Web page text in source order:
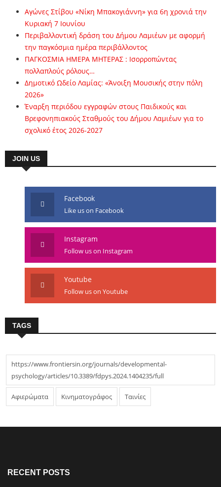
Αγώνες Στίβου «Νίκη Μπακογιάννη» για 6η χρονιά την
Κυριακή 7 Ιουνίου
Περιβαλλοντική δράση του Δήμου Λαμιέων με αφορμή
την παγκόσμια ημέρα περιβάλλοντος
ΠΑΓΚΟΣΜΙΑ ΗΜΕΡΑ ΜΗΤΕΡΑΣ : Ισορροπώντας
πολλαπλούς ρόλους…
Δημοτικό Ωδείο Λαμίας: «Άνοιξη Μουσικής στην πόλη
2026»
Έναρξη περιόδου εγγραφών στους Παιδικούς και
Βρεφονηπιακούς Σταθμούς του Δήμου Λαμιέων για το
σχολικό έτος 2026-2027
JOIN US
Facebook
Like us on Facebook
Instagram
Follow us on Instagram
Youtube
Follow us on Youtube
TAGS
https://www.frontiersin.org/journals/developmental-
psychology/articles/10.3389/fdpys.2024.1404235/full
Αφιερώματα Κινηματογράφος Ταινίες
RECENT POSTS